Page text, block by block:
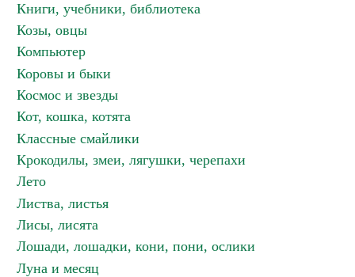
Книги, учебники, библиотека
Козы, овцы
Компьютер
Коровы и быки
Космос и звезды
Кот, кошка, котята
Классные смайлики
Крокодилы, змеи, лягушки, черепахи
Лето
Листва, листья
Лисы, лисята
Лошади, лошадки, кони, пони, ослики
Луна и месяц